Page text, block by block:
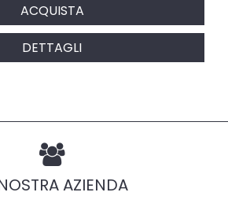
ACQUISTA
DETTAGLI
AZIENDA